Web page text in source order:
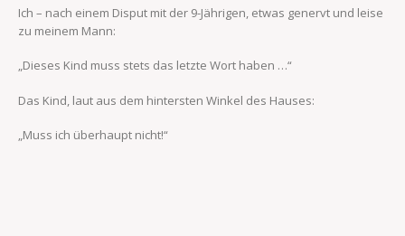
Ich – nach einem Disput mit der 9-Jährigen, etwas genervt und leise
zu meinem Mann:
„Dieses Kind muss stets das letzte Wort haben …“
Das Kind, laut aus dem hintersten Winkel des Hauses:
„Muss ich überhaupt nicht!“